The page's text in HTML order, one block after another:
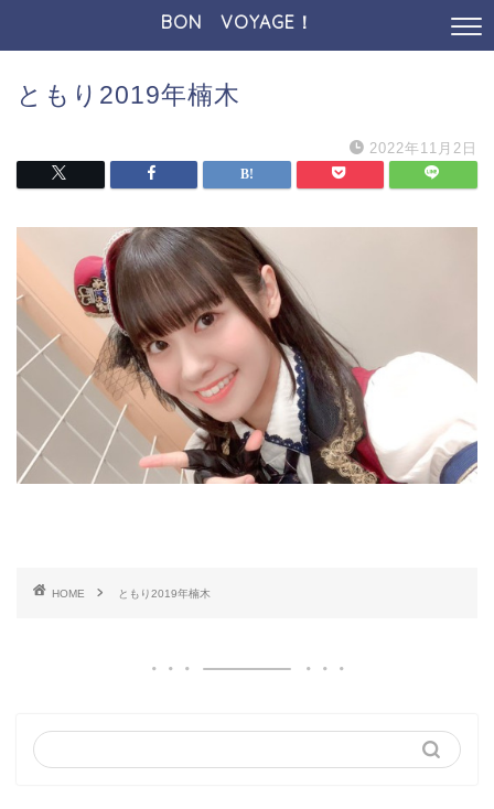
BON VOYAGE！
ともり2019年楠木
2022年11月2日
HOME ともり2019年楠木